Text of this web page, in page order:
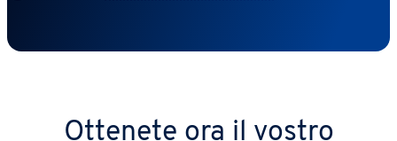
Ottenete ora il vostro